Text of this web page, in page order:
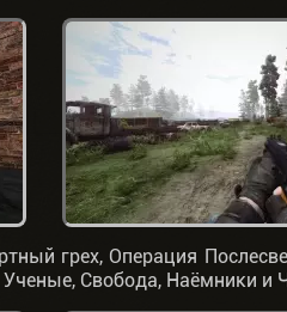
грех, Операция
Свобода, Наёмники и